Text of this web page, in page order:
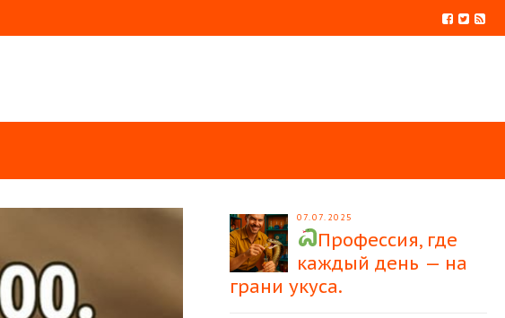
07.07.2025
Профессия, где
каждый день — на
грани укуса.